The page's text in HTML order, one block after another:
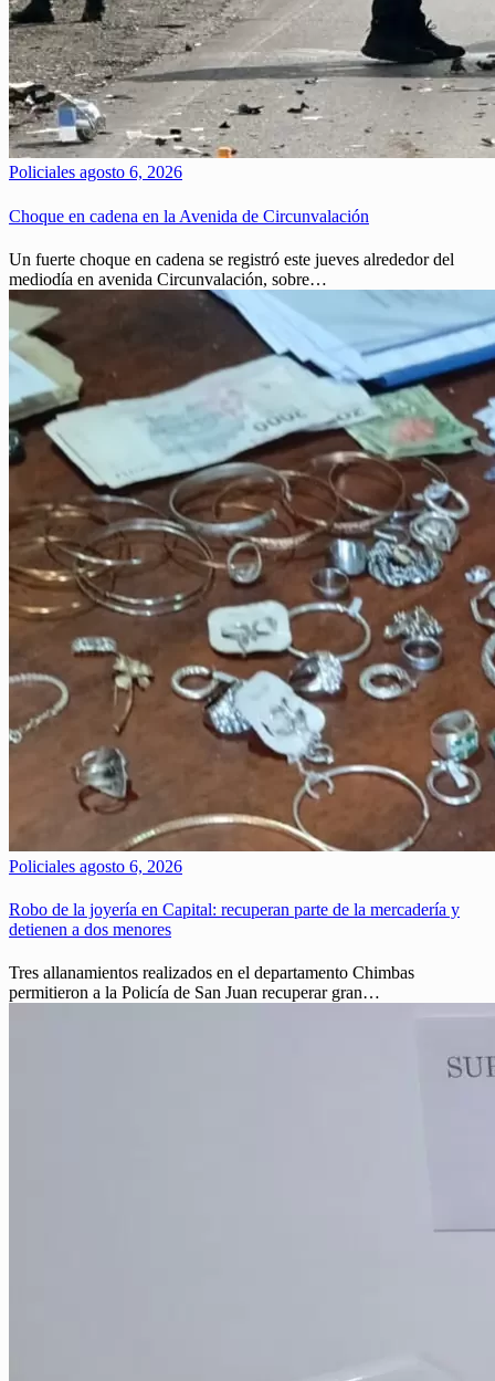
Policiales agosto 6, 2026
Choque en cadena en la Avenida de Circunvalación
Un fuerte choque en cadena se registró este jueves alrededor del
mediodía en avenida Circunvalación, sobre…
Policiales agosto 6, 2026
Robo de la joyería en Capital: recuperan parte de la mercadería y
detienen a dos menores
Tres allanamientos realizados en el departamento Chimbas
permitieron a la Policía de San Juan recuperar gran…